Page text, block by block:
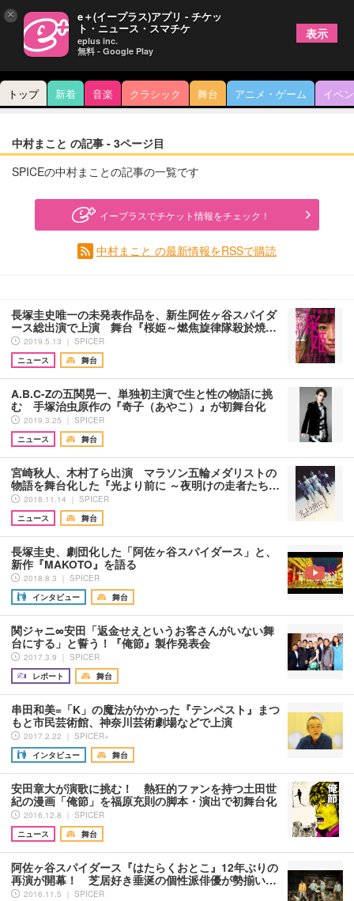
トップ 新着 音楽 クラシック 舞台 アニメ・ゲーム イベ
中村まこと の記事 - 3ページ目
SPICEの中村まことの記事の一覧です
イープラスでチケット情報をチェック！
中村まこと の最新情報をRSSで購読
長塚圭史唯一の未発表作品を、新生阿佐ヶ谷スパイダ
ース総出演で上演 舞台『桜姫～燃焦旋律隊殺於焼…
2019.5.13 ｜ SPICER
ニュース
舞台
A.B.C-Zの五関晃一、単独初主演で生と性の物語に挑
む 手塚治虫原作の『奇子（あやこ）』が初舞台化
2019.3.25 ｜ SPICER
ニュース
舞台
宮崎秋人、木村了ら出演 マラソン五輪メダリストの
物語を舞台化した『光より前に ～夜明けの走者たち…
2018.11.14 ｜ SPICER
ニュース
舞台
長塚圭史、劇団化した「阿佐ヶ谷スパイダース」と、
新作『MAKOTO』を語る
2018.8.3 ｜ SPICER
インタビュー
舞台
関ジャニ∞安田「返金せえというお客さんがいない舞
台にする」と誓う！『俺節』製作発表会
2017.3.9 ｜ SPICER
レポート
舞台
串田和美=「K」の魔法がかかった『テンペスト』まつ
もと市民芸術館、神奈川芸術劇場などで上演
2017.2.22 ｜ SPICER+
インタビュー
舞台
安田章大が演歌に挑む！ 熱狂的ファンを持つ土田世
紀の漫画「俺節」を福原充則の脚本・演出で初舞台化
2016.12.8 ｜ SPICER
ニュース
舞台
阿佐ヶ谷スパイダース『はたらくおとこ』12年ぶりの
再演が開幕！ 芝居好き垂涎の個性派俳優が勢揃い…
2016.11.5 ｜ SPICER
× e＋(イープラス)アプリ - チケッ
ト・ニュース・スマチケ
eplus inc.
無料 - Google Play
表示